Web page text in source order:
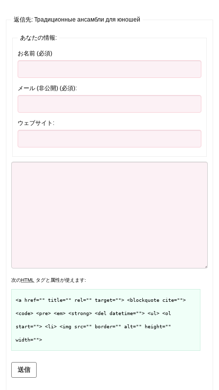
返信先: Традиционные ансамбли для юношей
あなたの情報:
お名前 (必須)
メール (非公開) (必須):
ウェブサイト:
次のHTML タグと属性が使えます:
<a href="" title="" rel="" target=""> <blockquote cite="">
<code> <pre> <em> <strong> <del datetime=""> <ul> <ol
start=""> <li> <img src="" border="" alt="" height=""
width="">
送信